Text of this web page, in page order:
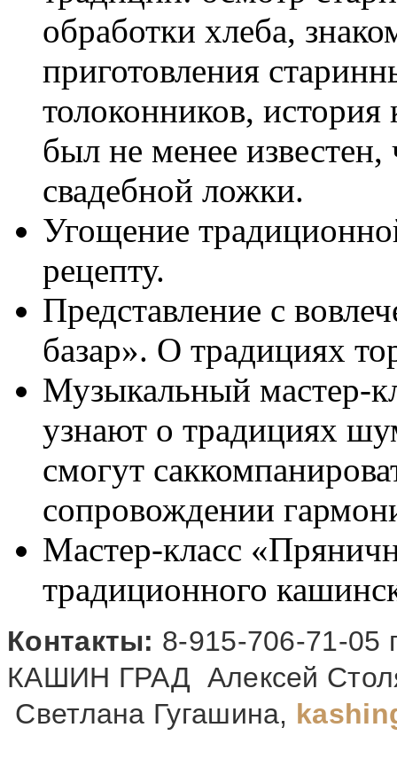
обработки хлеба,
приготовления
толоконников,
был не менее
свадебной ложки.
Угощение
рецепту.
Представление с
базар». О традициях
Музыкальный мастер-
узнают о традициях
смогут
сопровождении
Мастер-класс
традиционного
Контакты: 8-915-706-71-05
КАШИН ГРАД Алексей
Светлана Гугашина,